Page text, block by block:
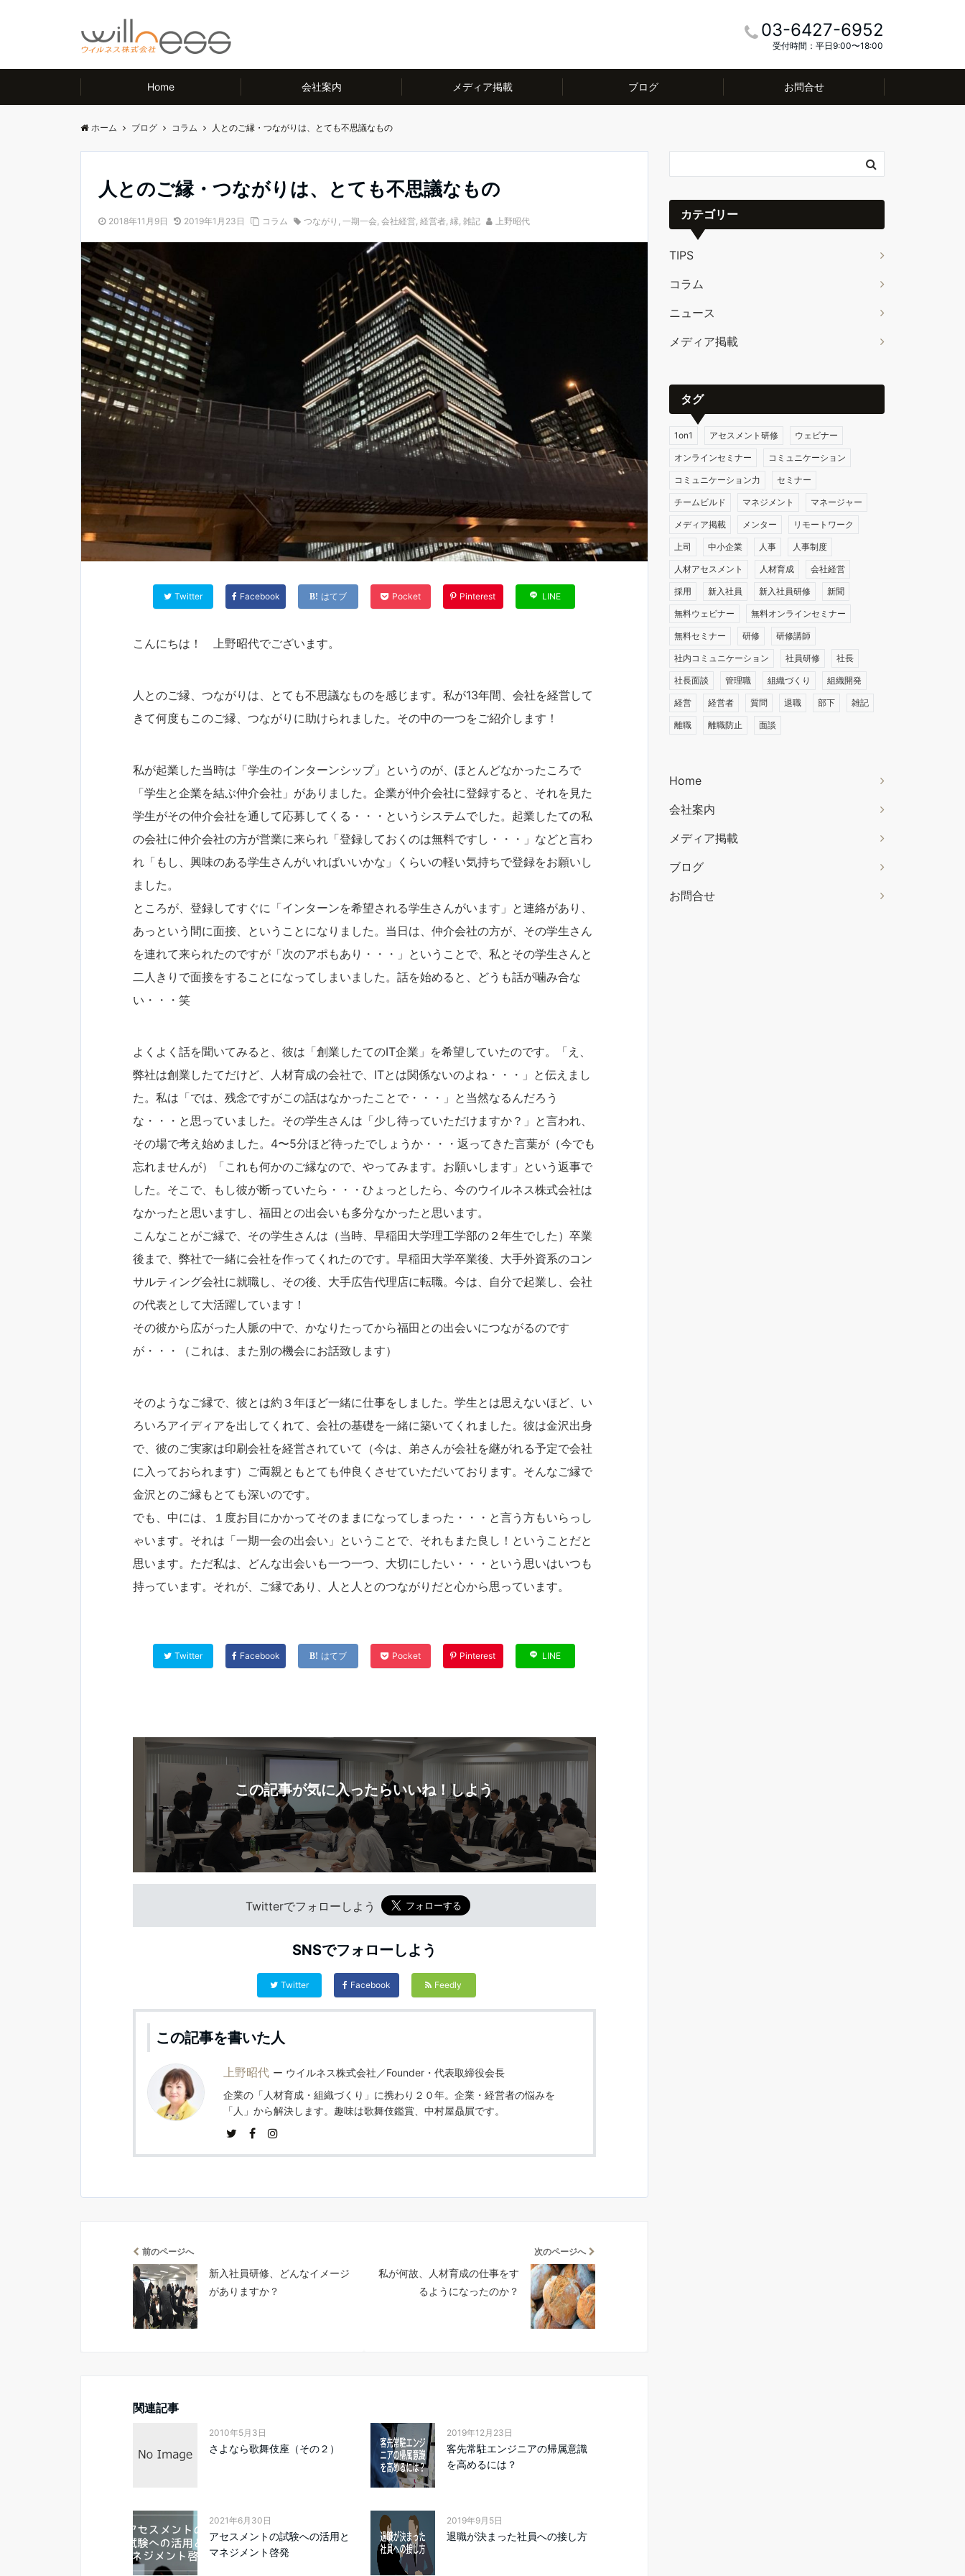
03-6427-6952
受付時間：平日9:00〜18:00
Home 会社案内 メディア掲載 ブログ お問合せ
ホーム ブログ コラム 人とのご縁・つながりは、とても不思議なもの
人とのご縁・つながりは、とても不思議なもの
2018年11月9日 2019年1月23日 コラム つながり , 一期一会, 会社経営, 経営者, 縁, 雑記 上野昭代
Twitter Facebook はてブ Pocket Pinterest LINE
こんにちは！ 上野昭代でございます。
人とのご縁、つながりは、とても不思議なものを感じます。私が13年間、会社を経営して
きて何度もこのご縁、つながりに助けられました。その中の一つをご紹介します！
私が起業した当時は「学生のインターンシップ」というのが、ほとんどなかったころで
「学生と企業を結ぶ仲介会社」がありました。企業が仲介会社に登録すると、それを見た
学生がその仲介会社を通して応募してくる・・・というシステムでした。起業したての私
の会社に仲介会社の方が営業に来られ「登録しておくのは無料ですし・・・」などと言わ
れ「もし、興味のある学生さんがいればいいかな」くらいの軽い気持ちで登録をお願いし
ました。
ところが、登録してすぐに「インターンを希望される学生さんがいます」と連絡があり、
あっという間に面接、ということになりました。当日は、仲介会社の方が、その学生さん
を連れて来られたのですが「次のアポもあり・・・」ということで、私とその学生さんと
二人きりで面接をすることになってしまいました。話を始めると、どうも話が噛み合な
い・・・笑
よくよく話を聞いてみると、彼は「創業したてのIT企業」を希望していたのです。「え、
弊社は創業したてだけど、人材育成の会社で、ITとは関係ないのよね・・・」と伝えまし
た。私は「では、残念ですがこの話はなかったことで・・・」と当然なるんだろう
な・・・と思っていました。その学生さんは「少し待っていただけますか？」と言われ、
その場で考え始めました。4〜5分ほど待ったでしょうか・・・返ってきた言葉が（今でも
忘れませんが）「これも何かのご縁なので、やってみます。お願いします」という返事で
した。そこで、もし彼が断っていたら・・・ひょっとしたら、今のウイルネス株式会社は
なかったと思いますし、福田との出会いも多分なかったと思います。
こんなことがご縁で、その学生さんは（当時、早稲田大学理工学部の２年生でした）卒業
後まで、弊社で一緒に会社を作ってくれたのです。早稲田大学卒業後、大手外資系のコン
サルティング会社に就職し、その後、大手広告代理店に転職。今は、自分で起業し、会社
の代表として大活躍しています！
その彼から広がった人脈の中で、かなりたってから福田との出会いにつながるのです
が・・・（これは、また別の機会にお話致します）
そのようなご縁で、彼とは約３年ほど一緒に仕事をしました。学生とは思えないほど、い
ろいろアイディアを出してくれて、会社の基礎を一緒に築いてくれました。彼は金沢出身
で、彼のご実家は印刷会社を経営されていて（今は、弟さんが会社を継がれる予定で会社
に入っておられます）ご両親ともとても仲良くさせていただいております。そんなご縁で
金沢とのご縁もとても深いのです。
でも、中には、１度お目にかかってそのままになってしまった・・・と言う方もいらっし
ゃいます。それは「一期一会の出会い」ということで、それもまた良し！ということだと
思います。ただ私は、どんな出会いも一つ一つ、大切にしたい・・・という思いはいつも
持っています。それが、ご縁であり、人と人とのつながりだと心から思っています。
Twitter Facebook はてブ Pocket Pinterest LINE
この記事が気に入ったらいいね！しよう
Twitterでフォローしよう
SNSでフォローしよう
Twitter Facebook Feedly
この記事を書いた人
上野昭代
ウイルネス株式会社／Founder・代表取締役会長
企業の「人材育成・組織づくり」に携わり２０年。企業・経営者の悩みを
「人」から解決します。趣味は歌舞伎鑑賞、中村屋贔屓です。
前のページへ
新入社員研修、どんなイメージ
がありますか？
次のページへ
私が何故、人材育成の仕事をす
るようになったのか？
関連記事
2010年5月3日
さよなら歌舞伎座（その２）
2019年12月23日
客先常駐エンジニアの帰属意識
を高めるには？
2021年6月30日
アセスメントの試験への活用と
マネジメント啓発
2019年9月5日
退職が決まった社員への接し方
カテゴリー
TIPS
コラム
ニュース
メディア掲載
タグ
1on1 アセスメント研修 ウェビナー
オンラインセミナー コミュニケーション
コミュニケーション力 セミナー
チームビルド マネジメント マネージャー
メディア掲載 メンター リモートワーク
上司 中小企業 人事 人事制度
人材アセスメント 人材育成 会社経営
採用 新入社員 新入社員研修 新聞
無料ウェビナー 無料オンラインセミナー
無料セミナー 研修 研修講師
社内コミュニケーション 社員研修 社長
社長面談 管理職 組織づくり 組織開発
経営 経営者 質問 退職 部下 雑記
離職 離職防止 面談
Home
会社案内
メディア掲載
ブログ
お問合せ